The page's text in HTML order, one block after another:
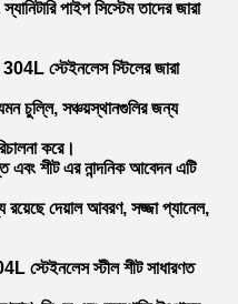
পাইপ সিস্টেম তাদের জারা
স্টেইনলেস স্টিলের জারা
চুল্লি, সঞ্চয়স্থানগুলির জন্য
করে।
শীট এর নান্দনিক আবেদন এটি
দেয়াল আবরণ, সজ্জা প্যানেল,
স্টেইনলেস স্টীল শীট সাধারণত